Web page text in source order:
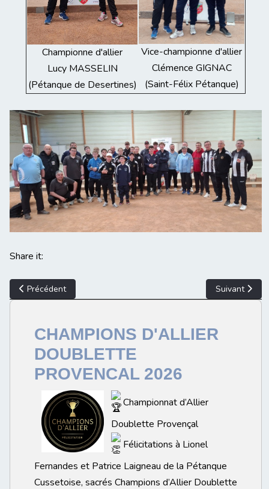
Championne d'allier
Lucy MASSELIN
(Pétanque de Desertines)
Vice-championne d'allier
Clémence GIGNAC
(Saint-Félix Pétanque)
Share it:
Article précédent : Résultats Championnat d'allier Triplette
Précédent Article
Suivant
CHAMPIONS D'ALLIER
DOUBLETTE
PROVENCAL 2026
Championnat d’Allier
Doublette Provençal
Félicitations à Lionel
Fernandes et Patrice Laigneau de la Pétanque
Cussetoise, sacrés Champions d’Allier Doublette